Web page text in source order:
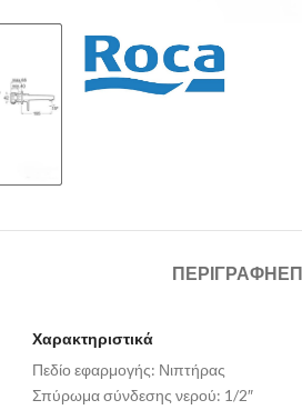
ΠΕΡΙΓΡΑΦΉ
Χαρακτηριστικά
Πεδίο εφαρμογής: Νιπτήρας
Σπύρωμα σύνδεσης νερού: 1/2″